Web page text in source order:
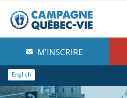
À propos de nous
Blog
Comprendre
M'INSCRIRE
English